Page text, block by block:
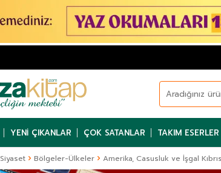
YENI ÇIKANLAR ÇOK SATANLAR TAKIM ESERLER
Siyaset Bölgeler-Ülkeler Amerika, Casusluk ve İşgal